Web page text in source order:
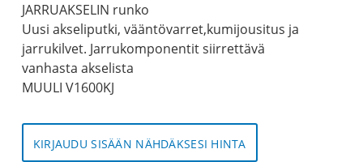
JARRUAKSELIN runko
Uusi akseliputki, vääntövarret,kumijousitus ja
jarrukilvet. Jarrukomponentit siirrettävä
vanhasta akselista
MUULI V1600KJ
KIRJAUDU SISÄÄN NÄHDÄKSESI HINTA